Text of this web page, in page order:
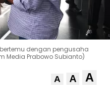
dengan pengusaha
Media Prabowo Subianto)
A A A